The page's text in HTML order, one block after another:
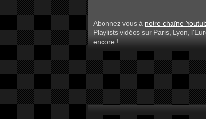
------------------------
Abonnez vous à notre chaîne
Playlists vidéos sur Paris, Lyon,
encore !